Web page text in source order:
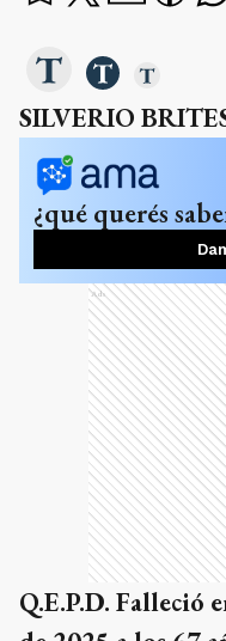
SILVERIO
¿qué querés
Ads
Q.E.P.D. Falleció